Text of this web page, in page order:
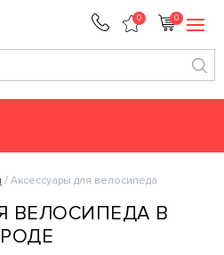
0 0
Аксессуары для велосипеда
ВЕЛОСИПЕДА В